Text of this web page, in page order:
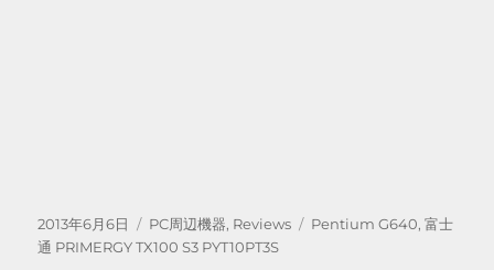
投
稿
2013年6月6日
カ
テ
PC周辺機器, Reviews
タ
Pentium G640,富士
通 PRIMERGY TX100 S3 PYT10PT3S